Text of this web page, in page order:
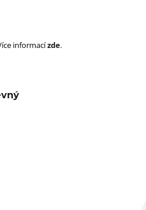
informacízde.